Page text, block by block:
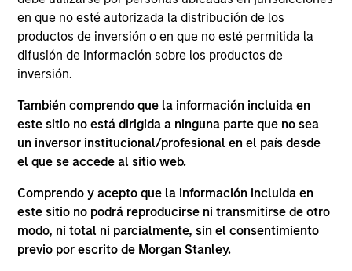
en que no esté autorizada la distribución de los
productos de inversión o en que no esté permitida la
difusión de información sobre los productos de
inversión.
También comprendo que la información incluida en
este sitio no está dirigida a ninguna parte que no sea
un inversor institucional/profesional en el país desde
el que se accede al sitio web.
Comprendo y acepto que la información incluida en
este sitio no podrá reproducirse ni transmitirse de otro
modo, ni total ni parcialmente, sin el consentimiento
previo por escrito de Morgan Stanley.
con amplia experiencia
Cada equipo tiene un enfoque y un punto de
vista distintivos, sin las restricciones de una
CIO central
Análisis significativos sobre sostenibilidad
integrados en diversos productos de renta
variable
2
Fortaleza